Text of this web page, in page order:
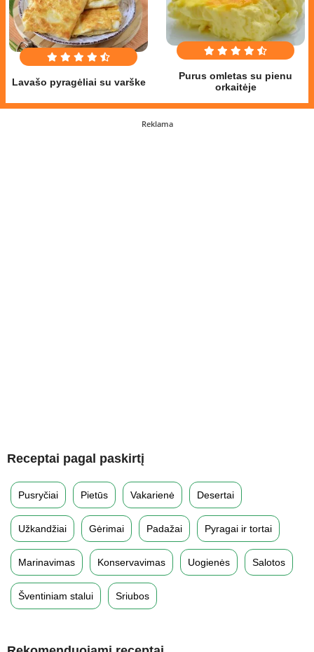
Lavašo pyragėliai su varške
Purus omletas su pienu
orkaitėje
Reklama
Receptai pagal paskirtį
Pusryčiai Pietūs Vakarienė Desertai
Užkandžiai Gėrimai Padažai Pyragai ir tortai
Marinavimas Konservavimas Uogienės Salotos
Šventiniam stalui Sriubos